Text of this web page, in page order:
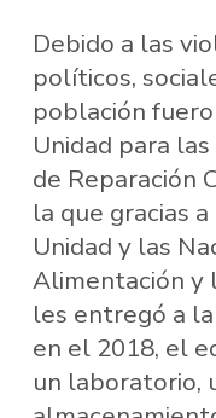
Debido a las
políticos,
población
Unidad para
de Reparación
la que gracias
Unidad y las
Alimentación y
les entregó a
en el 2018, el
un laboratorio,